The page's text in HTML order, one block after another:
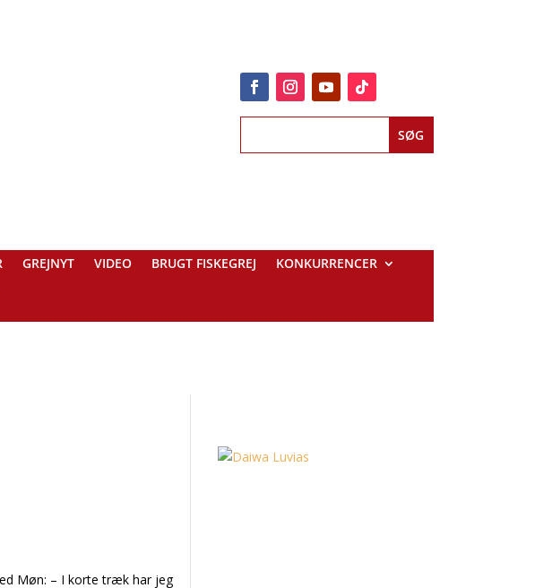
GREJNYT VIDEO BRUGT FISKEGREJ
KONKURRENCER
Møn: – I korte træk har jeg